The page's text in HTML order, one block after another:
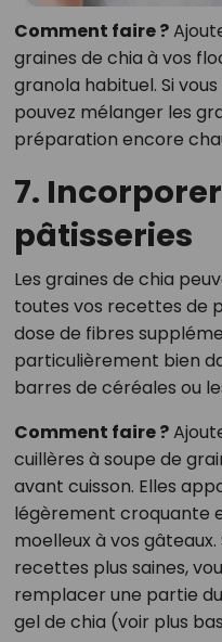
Comment faire ?
graines de chia à vos
granola habituel. Si
pouvez mélanger les
préparation encore
7.
pâtisseries
Les graines de chia
toutes vos recettes de
dose de fibres
particulièrement bien
barres de céréales ou
Comment faire ?
cuillères à soupe de
avant cuisson. Elles
légèrement croquante
moelleux à vos
recettes plus saines,
remplacer une partie
gel de chia (voir plus